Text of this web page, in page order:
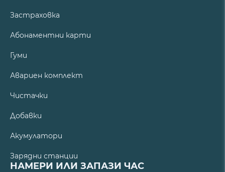
Застраховка
Абонаментни карти
Гуми
Авариен комплект
Чистачки
Добавки
Акумулатори
Зарядни станции
НАМЕРИ ИЛИ ЗАПАЗИ ЧАС